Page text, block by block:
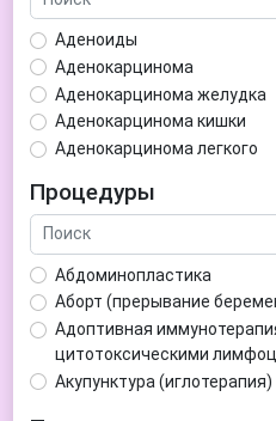
Аденоиды
Аденокарцинома
Аденокарцинома желудка
Аденокарцинома кишки
Аденокарцинома легкого
Аденома гипофиза
Аденома простаты
Аденома щитовидной
Аденомиоз
Адентия
Азооспермия
Акне (угри)
Алкоголизм
Процедуры
Абдоминопластика
Аборт (прерывание
Адоптивная
цитотоксическими
Акупунктура (иглотерапия)